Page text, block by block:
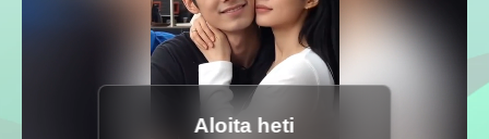
Näytä kaikki työkalut
Aloita heti